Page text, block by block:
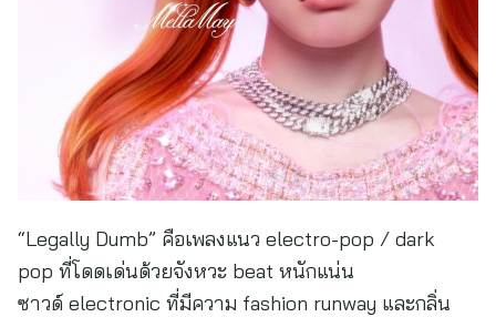
“Legally Dumb” คือเพลงแนว electro-pop / dark
pop ที่โดดเด่นด้วยจังหวะ beat หนักแน่น
ซาวด์ electronic ที่มีความ fashion runway และกลิ่น